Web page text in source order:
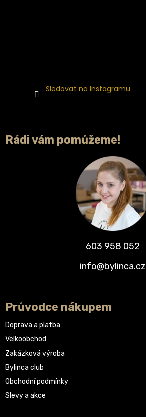
Sledovat na Instagramu
Rádi vám pomůžeme!
603 958 052
info@bylinca.cz
Průvodce nákupem
Doprava a platba
Velkoobchod
Zakázková výroba
Bylinca club
Obchodní podmínky
Slevy a akce